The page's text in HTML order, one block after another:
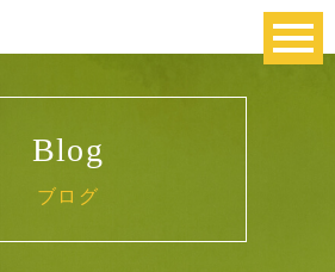
Blog
ブログ